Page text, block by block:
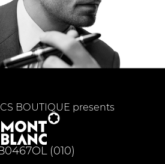
(010)
BOUTIQUE presents